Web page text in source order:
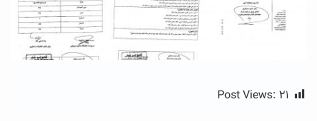
Post Views: ۲۱